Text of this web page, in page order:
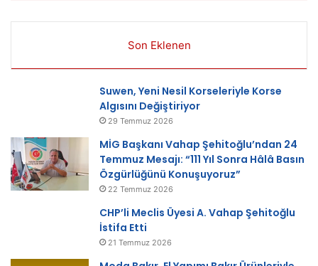
Son Eklenen
Suwen, Yeni Nesil Korseleriyle Korse
Algısını Değiştiriyor
29 Temmuz 2026
MİG Başkanı Vahap Şehitoğlu’ndan 24
Temmuz Mesajı: “111 Yıl Sonra Hâlâ Basın
Özgürlüğünü Konuşuyoruz”
22 Temmuz 2026
CHP’li Meclis Üyesi A. Vahap Şehitoğlu
İstifa Etti
21 Temmuz 2026